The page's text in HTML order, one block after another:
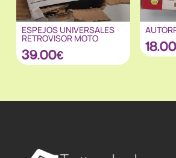
ESPEJOS UNIVERSALES
RETROVISOR MOTO
39.00€